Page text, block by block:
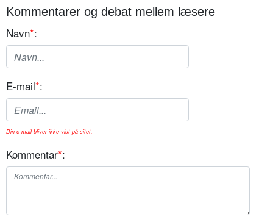
Kommentarer og debat mellem læsere
Navn*:
E-mail*:
Din e-mail bliver ikke vist på sitet.
Kommentar*: